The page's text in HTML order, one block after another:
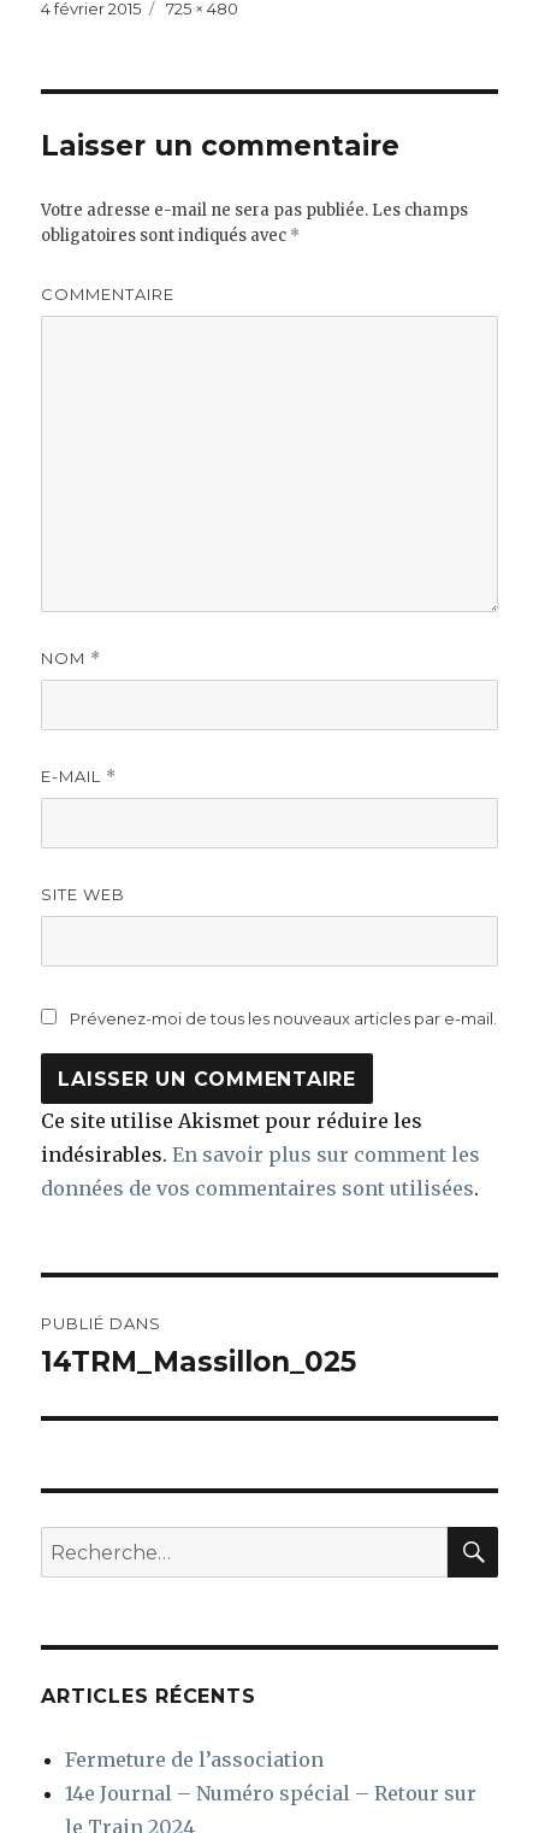
Publié
4 février 2015
Taille
725 × 480
Laisser un commentaire
Votre adresse e-mail ne sera pas publiée. Les champs
obligatoires sont indiqués avec *
COMMENTAIRE
NOM *
E-MAIL *
SITE WEB
Prévenez-moi de tous les nouveaux articles par e-mail.
Ce site utilise Akismet pour réduire les
indésirables.En savoir plus sur comment les
données de vos commentaires sont utilisées.
de
PUBLIÉ DANS
14TRM_Massillon_025
Recherche
pour
ARTICLES RÉCENTS
Fermeture de l’association
14e Journal – Numéro spécial – Retour sur
le Train 2024